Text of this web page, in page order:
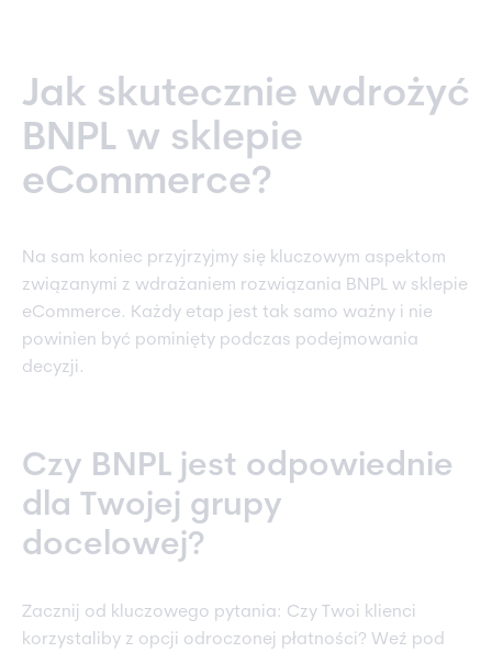
Jak skutecznie wdrożyć
BNPL w sklepie
eCommerce?
Na sam koniec przyjrzyjmy się kluczowym aspektom
związanymi z wdrażaniem rozwiązania BNPL w sklepie
eCommerce. Każdy etap jest tak samo ważny i nie
powinien być pominięty podczas podejmowania
decyzji.
Czy BNPL jest odpowiednie
dla Twojej grupy
docelowej?
Zacznij od kluczowego pytania: Czy Twoi klienci
korzystaliby z opcji odroczonej płatności? Weź pod